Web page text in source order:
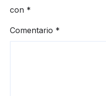
con *
Comentario *